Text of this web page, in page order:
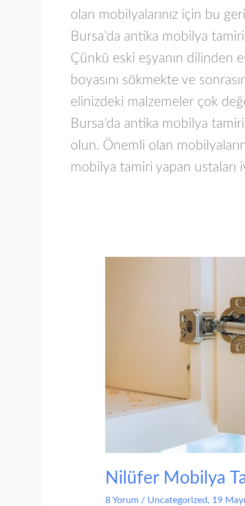
olan mobilyalarınız için bu
Bursa’da antika mobilya
Çünkü eski eşyanın dilinden
boyasını sökmekte ve
elinizdeki malzemeler çok
Bursa’da antika mobilya
olun. Önemli olan
mobilya tamiri yapan ustaları
Nilüfer Mobilya
8 Yorum / Uncategorized, 19